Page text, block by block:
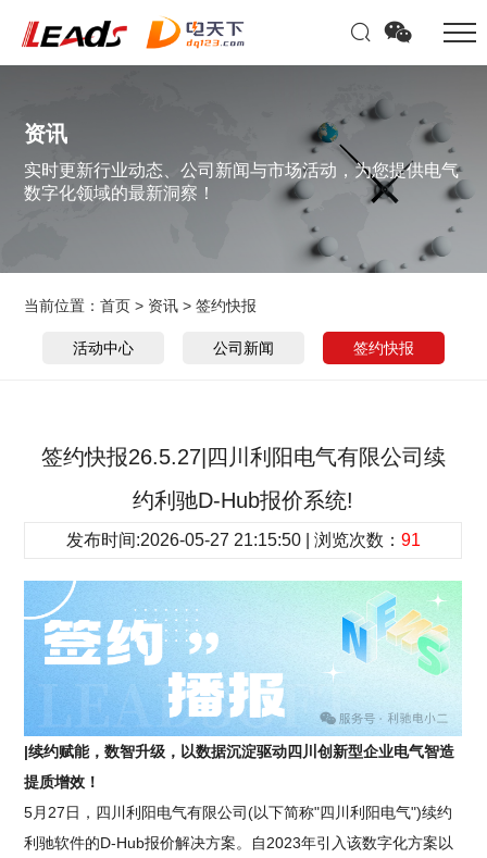
资讯
实时更新行业动态、公司新闻与市场活动，为您提供电气
数字化领域的最新洞察！
当前位置：首页 > 资讯 >签约快报
活动中心 公司新闻 签约快报
签约快报26.5.27|四川利阳电气有限公司续
约利驰D-Hub报价系统!
发布时间:2026-05-27 21:15:50 | 浏览次数： 91
|续约赋能，数智升级，以数据沉淀驱动四川创新型企业电气智造
提质增效！
5月27日，四川利阳电气有限公司(以下简称"四川利阳电气")续约
利驰软件的D-Hub报价解决方案。自2023年引入该数字化方案以